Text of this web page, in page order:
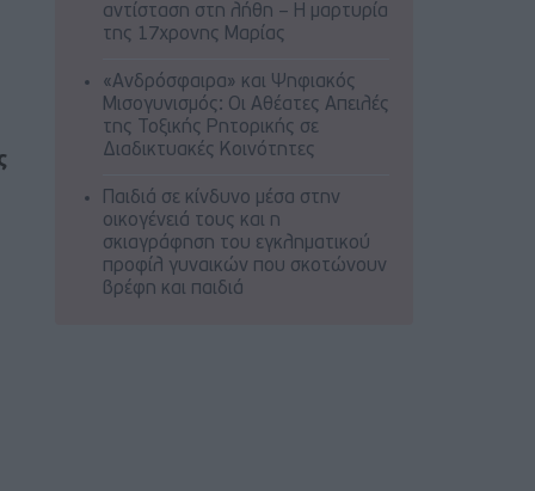
αντίσταση στη λήθη – Η μαρτυρία
της 17χρονης Μαρίας
«Ανδρόσφαιρα» και Ψηφιακός
Μισογυνισμός: Οι Αθέατες Απειλές
της Τοξικής Ρητορικής σε
Διαδικτυακές Κοινότητες
Παιδιά σε κίνδυνο μέσα στην
οικογένειά τους και η
σκιαγράφηση του εγκληματικού
προφίλ γυναικών που σκοτώνουν
βρέφη και παιδιά